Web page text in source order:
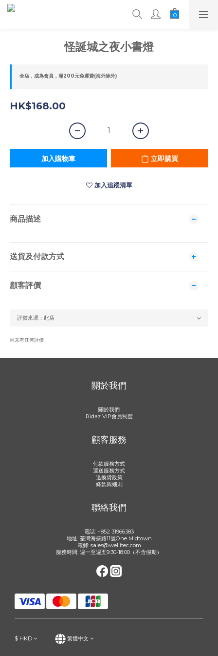
怪誕城之夜小書燈
全店，成為會員，滿200元免運費(海外除外)
HK$168.00
加入購物車 立即購買
加入追蹤清單
商品描述
送貨及付款方式
顧客評價
尚未有任何評價
關於我們
關於我們
Ridaz VIP會員制度
顧客服務
付款服務方式
運送服務方式
退換貨政策
條款與細則
聯絡我們
電話: +852 31966383
地址: 荃灣海盛路11號One Midtown
電郵: sales@wellitec.com
服務時間: 週一至週五9:30-18:00（不含假期）
$ HKD 繁體中文